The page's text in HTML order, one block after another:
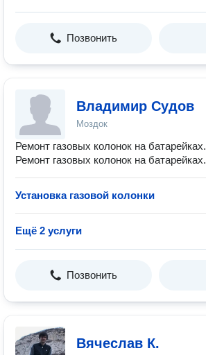
Позвонить
Владимир Судов
Моздок
Ремонт газовых колонок на батарейках.
Ремонт газовых колонок на батарейках.
Установка газовой колонки
Ещё 2 услуги
Позвонить
Вячеслав К.